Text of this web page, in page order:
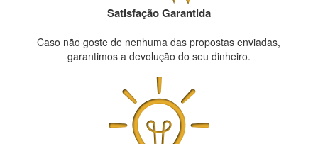
Satisfação Garantida
Caso não goste de nenhuma das propostas enviadas,
garantimos a devolução do seu dinheiro.